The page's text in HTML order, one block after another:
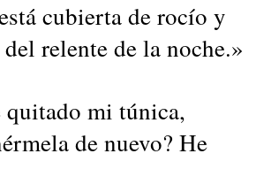
cubierta de rocío y
relente de la noche.»
quitado mi túnica,
de nuevo? He